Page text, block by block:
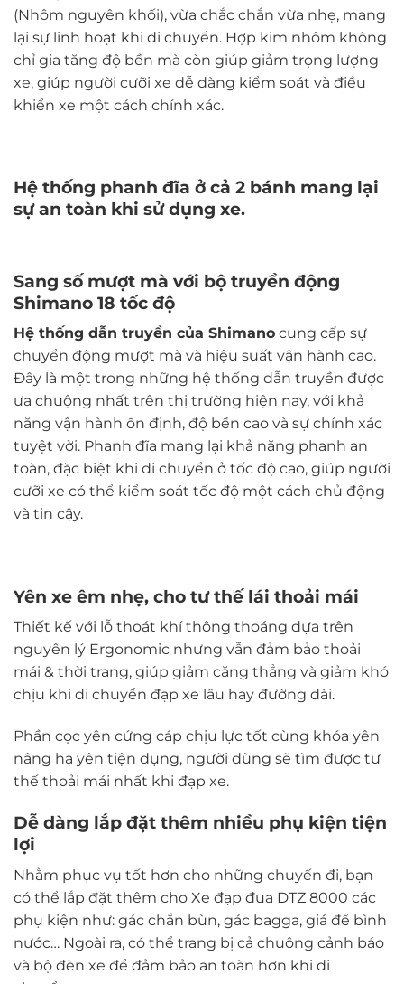
(Nhôm nguyên khối), vừa chắc chắn vừa nhẹ, mang
lại sự linh hoạt khi di chuyển. Hợp kim nhôm không
chỉ gia tăng độ bền mà còn giúp giảm trọng lượng
xe, giúp người cưỡi xe dễ dàng kiểm soát và điều
khiển xe một cách chính xác.
Hệ thống phanh đĩa ở cả 2 bánh mang lại
sự an toàn khi sử dụng xe.
Sang số mượt mà với bộ truyền động
Shimano 18 tốc độ
Hệ thống dẫn truyền của Shimano cung cấp sự
chuyển động mượt mà và hiệu suất vận hành cao.
Đây là một trong những hệ thống dẫn truyền được
ưa chuộng nhất trên thị trường hiện nay, với khả
năng vận hành ổn định, độ bền cao và sự chính xác
tuyệt vời. Phanh đĩa mang lại khả năng phanh an
toàn, đặc biệt khi di chuyển ở tốc độ cao, giúp người
cưỡi xe có thể kiểm soát tốc độ một cách chủ động
và tin cậy.
Yên xe êm nhẹ, cho tư thế lái thoải mái
Thiết kế với lỗ thoát khí thông thoáng dựa trên
nguyên lý Ergonomic nhưng vẫn đảm bảo thoải
mái & thời trang, giúp giảm căng thẳng và giảm khó
chịu khi di chuyển đạp xe lâu hay đường dài.
Phần cọc yên cứng cáp chịu lực tốt cùng khóa yên
nâng hạ yên tiện dụng, người dùng sẽ tìm được tư
thế thoải mái nhất khi đạp xe.
Dễ dàng lắp đặt thêm nhiều phụ kiện tiện
lợi
Nhằm phục vụ tốt hơn cho những chuyến đi, bạn
có thể lắp đặt thêm cho Xe đạp đua DTZ 8000 các
phụ kiện như: gác chắn bùn, gác bagga, giá để bình
nước… Ngoài ra, có thể trang bị cả chuông cảnh báo
và bộ đèn xe để đảm bảo an toàn hơn khi di